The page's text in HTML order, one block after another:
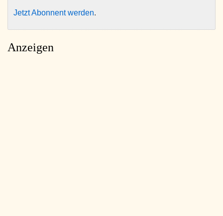
Jetzt Abonnent werden.
Anzeigen